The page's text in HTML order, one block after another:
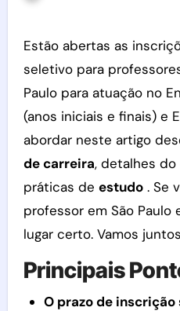
Estão abertas as inscrições para o processo
seletivo para
Paulo para atuação no
(anos iniciais e finais) e
abordar neste artigo
de carreira, detalhes
práticas de estudo. Se
professor em São
lugar certo. Vamos
Principais
O prazo de inscrição